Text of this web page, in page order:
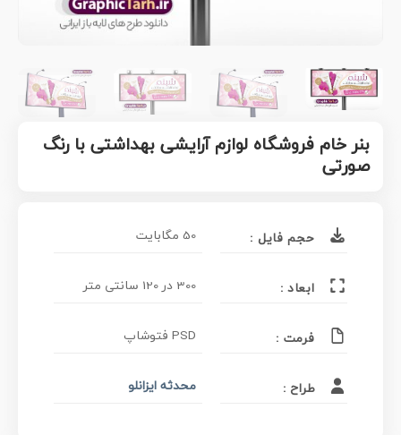
بنر خام فروشگاه لوازم آرایشی بهداشتی با رنگ
صورتی
حجم فایل : 50 مگابایت
ابعاد : 300 در 120 سانتی متر
فرمت : PSD فتوشاپ
طراح : محدثه ایزانلو